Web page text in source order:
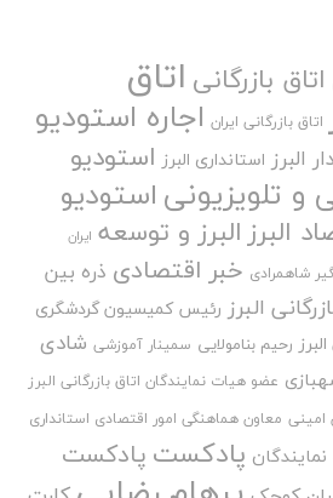
اتاق بازرگانی اتاق
اتاق بازرگانی ایران اجاره استودیو
البرز استانداری البرز استودیو
و تلویزیونیاستودیو
البرزالبرز و توسعه ایران
شاهمرادی خبر اقتصادی ذره بین
البرز رئیس کمیسیون گردشگری
رحیم بنامولایی سمینار آموزشی شادی
عضو هیات نمایندگان اتاق بازرگانی البرز
معاون هماهنگی امور اقتصادی استانداری
پادکست پادکست